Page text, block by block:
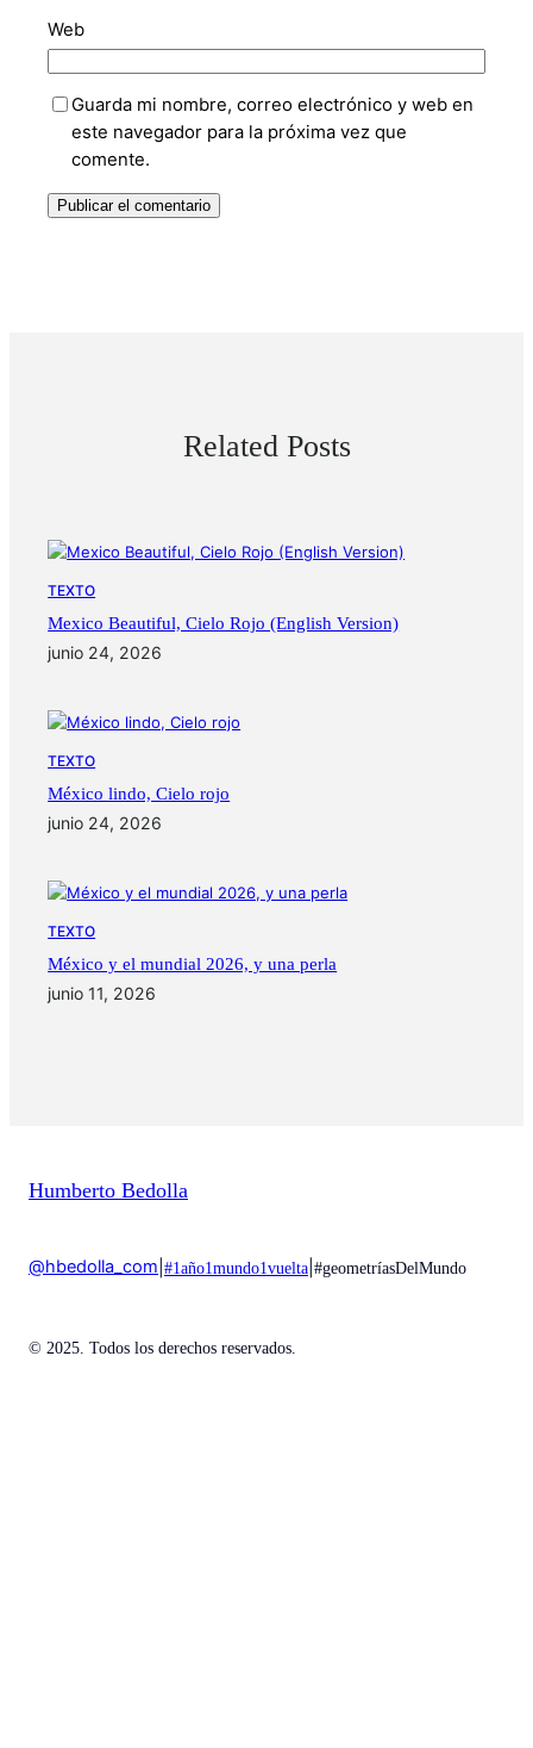
Web
Guarda mi nombre, correo electrónico y web en
este navegador para la próxima vez que
comente.
Related Posts
TEXTO
Mexico Beautiful, Cielo Rojo (English Version)
junio 24, 2026
TEXTO
México lindo, Cielo rojo
junio 24, 2026
TEXTO
México y el mundial 2026, y una perla
junio 11, 2026
Humberto Bedolla
@hbedolla_com #1año1mundo1vuelta #geometríasDelMundo
© 2025. Todos los derechos reservados.